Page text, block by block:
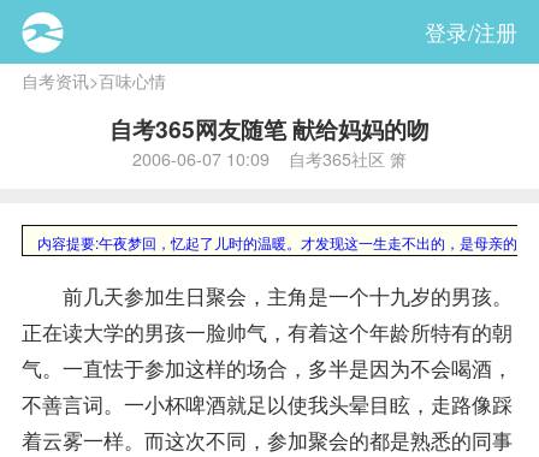
登录/注册
自考资讯>百味心情
自考365网友随笔 献给妈妈的吻
2006-06-07 10:09 自考365社区 箫
内容提要:午夜梦回，忆起了儿时的温暖。才发现这一生走不出的，是母亲的
前几天参加生日聚会，主角是一个十九岁的男孩。
正在读大学的男孩一脸帅气，有着这个年龄所特有的朝
气。一直怯于参加这样的场合，多半是因为不会喝酒，
不善言词。一小杯啤酒就足以使我头晕目眩，走路像踩
着云雾一样。而这次不同，参加聚会的都是熟悉的同事